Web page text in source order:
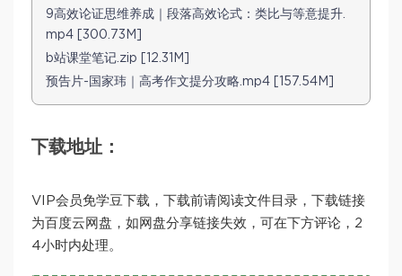
9高效论证思维养成｜段落高效论式：类比与等意提升.
mp4 [300.73M]
b站课堂笔记.zip [12.31M]
预告片-国家玮｜高考作文提分攻略.mp4 [157.54M]
下载地址：
VIP会员免学豆下载，下载前请阅读文件目录，下载链接
为百度云网盘，如网盘分享链接失效，可在下方评论，2
4小时内处理。